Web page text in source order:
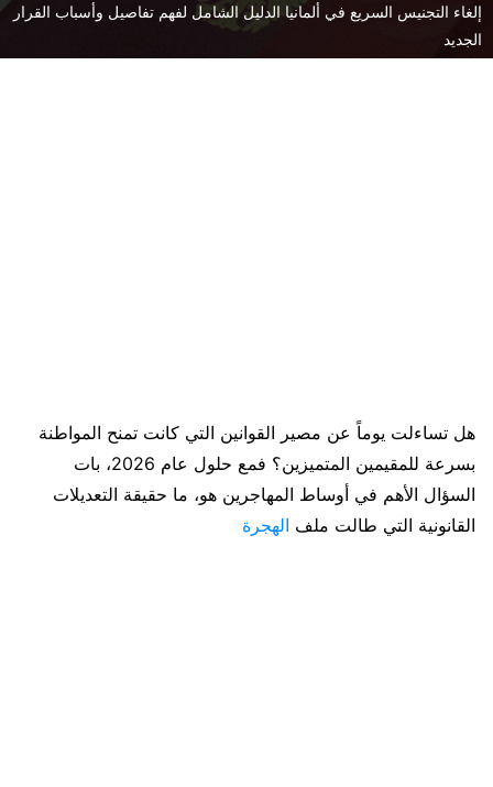
إلغاء التجنيس السريع في ألمانيا الدليل الشامل لفهم تفاصيل وأسباب القرار
الجديد
هل تساءلت يوماً عن مصير القوانين التي كانت تمنح المواطنة
بسرعة للمقيمين المتميزين؟ فمع حلول عام 2026، بات
السؤال الأهم في أوساط المهاجرين هو، ما حقيقة التعديلات
القانونية التي طالت ملف الهجرة